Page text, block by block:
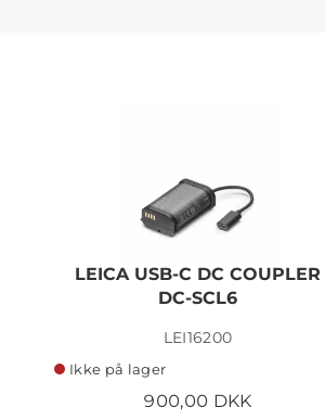
LEICA USB-C DC COUPLER
DC-SCL6
LEI16200
Ikke på lager
900,00 DKK